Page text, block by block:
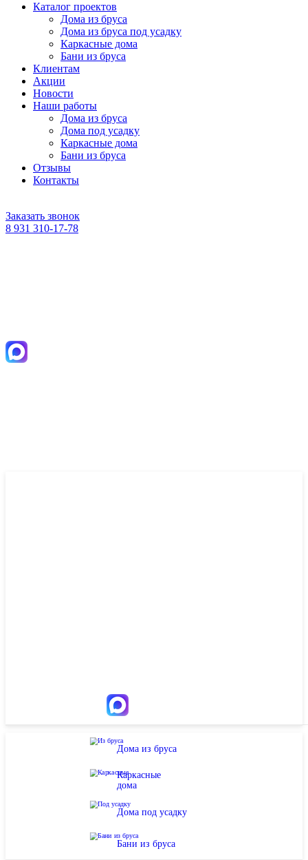
Каталог проектов
Дома из бруса
Дома из бруса под усадку
Каркасные дома
Бани из бруса
Клиентам
Акции
Новости
Наши работы
Дома из бруса
Дома под усадку
Каркасные дома
Бани из бруса
Отзывы
Контакты
Заказать звонок
8 931 310-17-78
Дома из бруса
Каркасные
дома
Дома под усадку
Бани из бруса